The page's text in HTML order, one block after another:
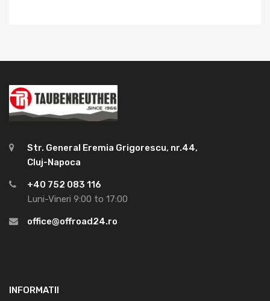
Str. General Eremia Grigorescu, nr.44,
Cluj-Napoca
+40 752 083 116
Luni-Vineri 9:00 to 17:00
office@offroad24.ro
INFORMATII